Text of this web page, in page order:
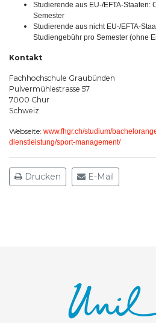
Studierende aus EU-/EFTA-Staaten:
Semester
Studierende aus nicht EU-/EFTA-
Studiengebühr pro Semester (ohne
Kontakt
Fachhochschule Graubünden
Pulvermühlestrasse 57
7000 Chur
Schweiz
Webseite: www.fhgr.ch/studium/
dienstleistung/sport-management/
Drucken E-Mail